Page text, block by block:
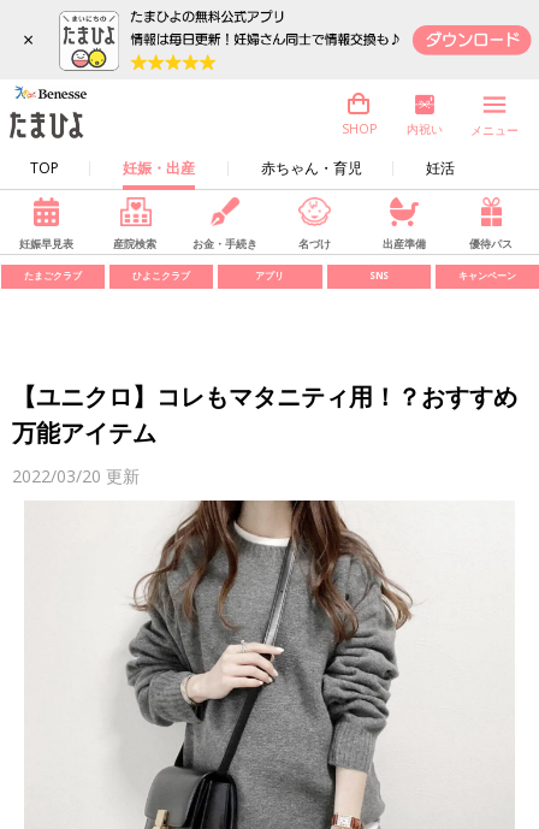
×
TOP 妊娠・出産 赤ちゃん・育児 妊活
SHOP 内祝い メニュー
妊娠早見表 産院検索 お金・手続き 名づけ 出産準備 優待パス
たまごクラブ ひよこクラブ アプリ SNS キャンペーン
【ユニクロ】コレもマタニティ用！？おすすめ
万能アイテム
2022/03/20 更新